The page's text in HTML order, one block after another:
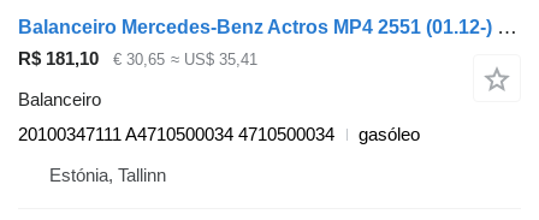
Balanceiro Mercedes-Benz Actros MP4 2551 (01.12-) 20100347111 para camião tractor Mercedes-Benz Actros MP4 Antos Arocs (2012-)
R$ 181,10 € 30,65 ≈ US$ 35,41
Balanceiro
20100347111 A4710500034 4710500034
gasóleo
Estónia, Tallinn